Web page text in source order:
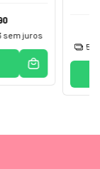
sem juros
5